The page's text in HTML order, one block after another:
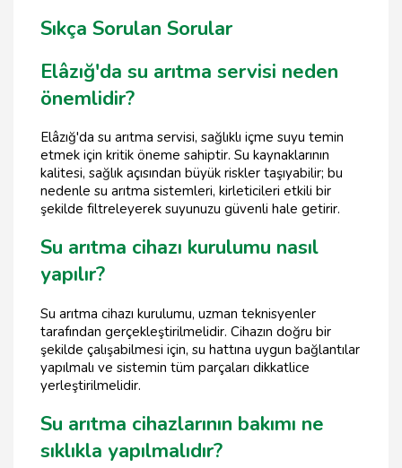
Sıkça Sorulan Sorular
Elâzığ'da su arıtma servisi neden
önemlidir?
Elâzığ'da su arıtma servisi, sağlıklı içme suyu temin
etmek için kritik öneme sahiptir. Su kaynaklarının
kalitesi, sağlık açısından büyük riskler taşıyabilir; bu
nedenle su arıtma sistemleri, kirleticileri etkili bir
şekilde filtreleyerek suyunuzu güvenli hale getirir.
Su arıtma cihazı kurulumu nasıl
yapılır?
Su arıtma cihazı kurulumu, uzman teknisyenler
tarafından gerçekleştirilmelidir. Cihazın doğru bir
şekilde çalışabilmesi için, su hattına uygun bağlantılar
yapılmalı ve sistemin tüm parçaları dikkatlice
yerleştirilmelidir.
Su arıtma cihazlarının bakımı ne
sıklıkla yapılmalıdır?